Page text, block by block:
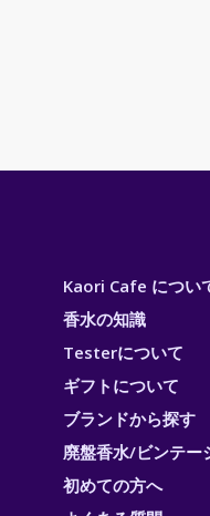
Kaori Cafe につい
香水の知識
Testerについて
ギフトについて
ブランドから探す
廃盤香水/ビンテー
初めての方へ